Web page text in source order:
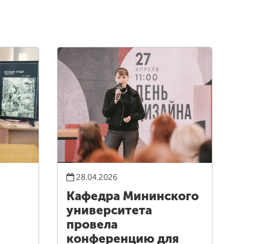
28.04.2026
Кафедра Мининского
университета
провела
конференцию для